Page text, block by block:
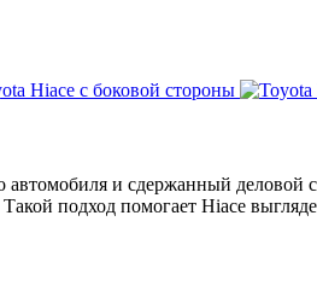
автомобиля и сдержанный
подход помогает Hiace